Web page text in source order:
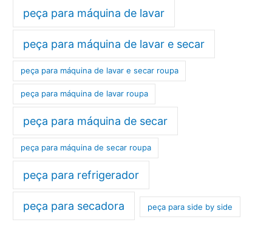
peça para máquina de lavar
peça para máquina de lavar e secar
peça para máquina de lavar e secar roupa
peça para máquina de lavar roupa
peça para máquina de secar
peça para máquina de secar roupa
peça para refrigerador
peça para secadora peça para side by side